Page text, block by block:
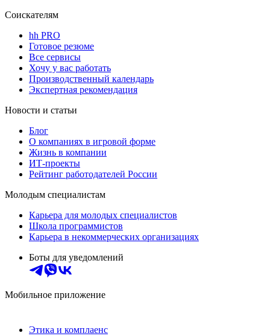
Соискателям
hh PRO
Готовое резюме
Все сервисы
Хочу у вас работать
Производственный календарь
Экспертная рекомендация
Новости и статьи
Блог
О компаниях в игровой форме
Жизнь в компании
ИТ-проекты
Рейтинг работодателей России
Молодым специалистам
Карьера для молодых специалистов
Школа программистов
Карьера в некоммерческих организациях
Боты для уведомлений
Мобильное приложение
Этика и комплаенс